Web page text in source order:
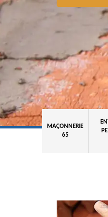
MAÇONNERIE
65